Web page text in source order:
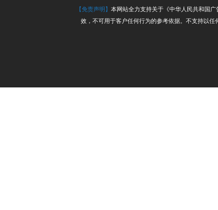
【免责声明】 本网站全力支持关于《中华人民共和国
效，不可用于客户任何行为的参考依据。不支持以